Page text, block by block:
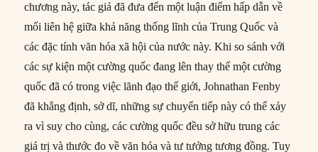
chương này, tác giả đã đưa đến một luận điểm hấp dẫn về
mối liên hệ giữa khả năng thống lĩnh của Trung Quốc và
các đặc tính văn hóa xã hội của nước này. Khi so sánh với
các sự kiện một cường quốc đang lên thay thế một cường
quốc đã có trong việc lãnh đạo thế giới, Johnathan Fenby
đã khẳng định, sở dĩ, những sự chuyển tiếp này có thể xảy
ra vì suy cho cùng, các cường quốc đều sở hữu trung các
giá trị và thước đo về văn hóa và tư tưởng tương đồng. Tuy